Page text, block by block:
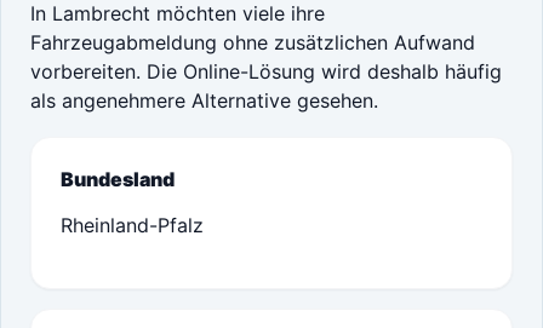
In Lambrecht möchten viele ihre
Fahrzeugabmeldung ohne zusätzlichen Aufwand
vorbereiten. Die Online-Lösung wird deshalb häufig
als angenehmere Alternative gesehen.
Bundesland
Rheinland-Pfalz